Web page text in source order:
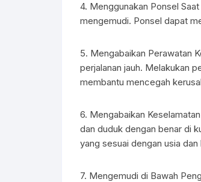
4. Menggunakan Ponsel
mengemudi. Ponsel dapat
5. Mengabaikan Perawatan
perjalanan jauh. Melakukan
membantu mencegah
6. Mengabaikan
dan duduk dengan benar di
yang sesuai dengan usia
7. Mengemudi di Bawah